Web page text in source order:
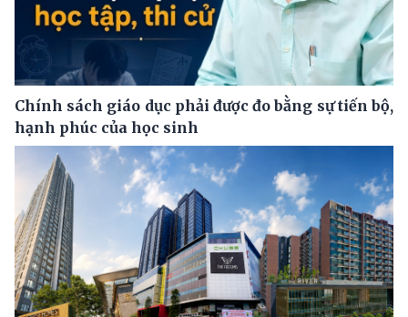
Chính sách giáo dục phải được đo bằng sự tiến bộ,
hạnh phúc của học sinh